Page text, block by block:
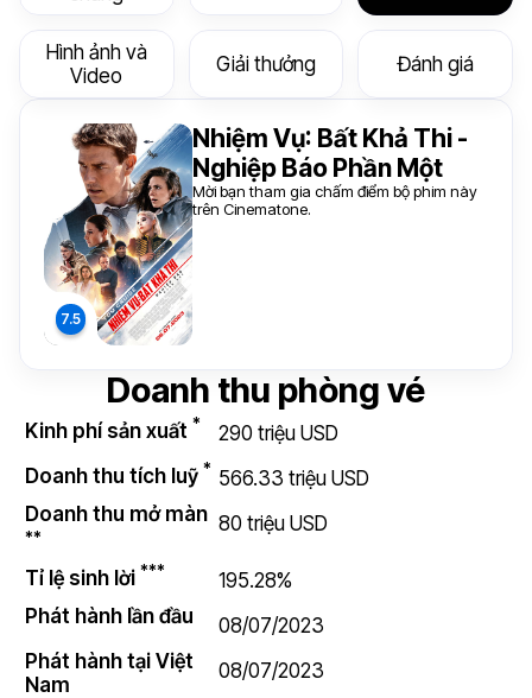
Hình ảnh và
Video
Giải thưởng Đánh giá
Doanh thu phòng vé
Kinh phí sản xuất *
290 triệu USD
Doanh thu tích luỹ * 566.33 triệu USD
Doanh thu mở màn
**
80 triệu USD
Tỉ lệ sinh lời ***
195.28%
Phát hành lần đầu
08/07/2023
Phát hành tại Việt
Nam
08/07/2023
Nhiệm Vụ: Bất Khả Thi -
Nghiệp Báo Phần Một
Mời bạn tham gia chấm điểm bộ phim này
trên Cinematone.